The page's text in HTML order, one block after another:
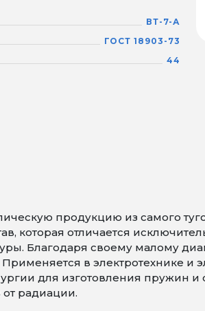
ВТ-7-А
ГОСТ 18903-73
44
продукцию из самого
которая отличается
Благодаря своему малому
в электротехнике и
для изготовления пружин и
радиации.